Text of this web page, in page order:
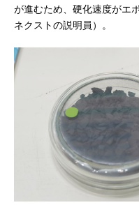
が進むため、硬化速度がエ
ネクストの説明員）。